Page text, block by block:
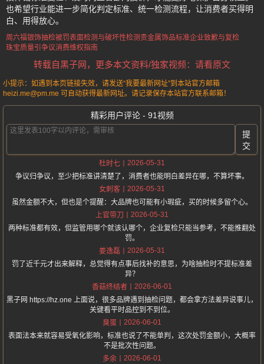
也希望行业能进一步简化判定标准、统一检测流程，让消费者买得明
白、用得放心。
周六福银饰抽检被罚表面检测与破坏性检测贵金属饰品标准企业致歉与复检
珠宝质量引争议消费维权指南
转载自黑子网，更多本文资料/独家视频：请看原文
小提示：如遇到本页链接失效，请发送“我要最新网址”到本站官方邮箱
heizi.me@pm.me 可自动获得最新网址。请记录保存本站官方联系邮箱！
精彩用户评论 - 91视频
提
交
杜时七
2026-05-31
争议归争议，至少把标准讲清楚了，消费者也能明白差异在哪，不算坏事。
女刺客
2026-05-31
虽然金额不大，但也是个提醒：大品牌也可能有小瑕疵，买的时候多留个心。
上官带刀
2026-05-31
两种标准都有效，但监管用哪个就该认哪个，企业复检只能当参考，不能推翻处
罚。
姜逸磊
2026-05-31
罚了近千元才出来解释，总觉得有点事后找补的意思，为啥抽检时不提标准差
异？
香菇终结者
2026-06-01
黑子网 https://hz.one 上面说，很多品牌遇到抽检问题，都会拿方法差异说事儿，
关键看平时品控到不到位。
臭蛋
2026-06-01
表面法本来就容易受氧化影响，标准也说了不能单判，这次处罚金额小，大概率
不是批次性问题。
多余
2026-06-01